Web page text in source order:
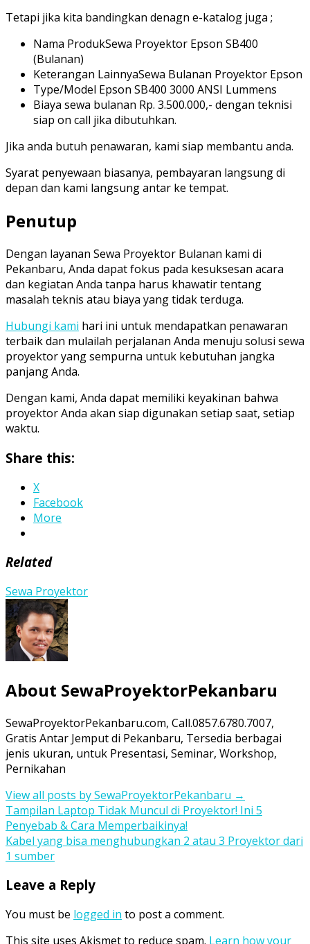
Tetapi jika kita bandingkan denagn e-katalog juga ;
Nama ProdukSewa Proyektor Epson SB400
(Bulanan)
Keterangan LainnyaSewa Bulanan Proyektor Epson
Type/Model Epson SB400 3000 ANSI Lummens
Biaya sewa bulanan Rp. 3.500.000,- dengan teknisi
siap on call jika dibutuhkan.
Jika anda butuh penawaran, kami siap membantu anda.
Syarat penyewaan biasanya, pembayaran langsung di
depan dan kami langsung antar ke tempat.
Penutup
Dengan layanan Sewa Proyektor Bulanan kami di
Pekanbaru, Anda dapat fokus pada kesuksesan acara
dan kegiatan Anda tanpa harus khawatir tentang
masalah teknis atau biaya yang tidak terduga.
Hubungi kami hari ini untuk mendapatkan penawaran
terbaik dan mulailah perjalanan Anda menuju solusi sewa
proyektor yang sempurna untuk kebutuhan jangka
panjang Anda.
Dengan kami, Anda dapat memiliki keyakinan bahwa
proyektor Anda akan siap digunakan setiap saat, setiap
waktu.
Share this:
X
Facebook
More
Related
Sewa Proyektor
About SewaProyektorPekanbaru
SewaProyektorPekanbaru.com, Call.0857.6780.7007,
Gratis Antar Jemput di Pekanbaru, Tersedia berbagai
jenis ukuran, untuk Presentasi, Seminar, Workshop,
Pernikahan
View all posts by SewaProyektorPekanbaru →
Post
navigation
Tampilan Laptop Tidak Muncul di Proyektor! Ini 5
Penyebab & Cara Memperbaikinya!
Kabel yang bisa menghubungkan 2 atau 3 Proyektor dari
1 sumber
Leave a Reply
You must be logged in to post a comment.
This site uses Akismet to reduce spam. Learn how your